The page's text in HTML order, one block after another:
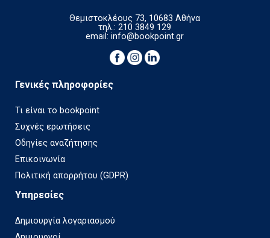
Θεμιστοκλέους 73, 10683 Αθήνα
τηλ.: 210 3849 129
email:info@bookpoint.gr
Γενικές πληροφορίες
Τι είναι το bookpoint
Συχνές ερωτήσεις
Οδηγίες αναζήτησης
Επικοινωνία
Πολιτική απορρήτου (GDPR)
Υπηρεσίες
Δημιουργία λογαριασμού